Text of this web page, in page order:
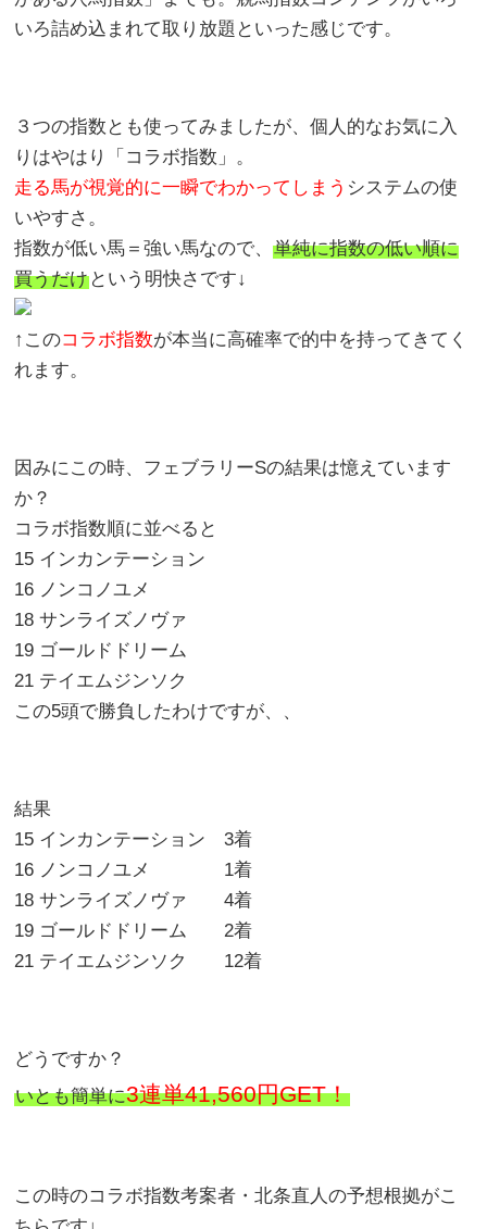
いろ詰め込まれて取り放題といった感じです。
３つの指数とも使ってみましたが、個人的なお気に入
りはやはり「コラボ指数」。
走る馬が視覚的に一瞬でわかってしまう システムの使
いやすさ。
指数が低い馬＝強い馬なので、単純に指数の低い順に
買うだけという明快さです↓
↑このコラボ指数が本当に高確率で的中を持ってきてく
れます。
因みにこの時、フェブラリーSの結果は憶えています
か？
コラボ指数順に並べると
15 インカンテーション
16 ノンコノユメ
18 サンライズノヴァ
19 ゴールドドリーム
21 テイエムジンソク
この5頭で勝負したわけですが、、
結果
15 インカンテーション 3着
16 ノンコノユメ 1着
18 サンライズノヴァ 4着
19 ゴールドドリーム 2着
21 テイエムジンソク 12着
どうですか？
いとも簡単に3連単41,560円GET！
この時のコラボ指数考案者・北条直人の予想根拠がこ